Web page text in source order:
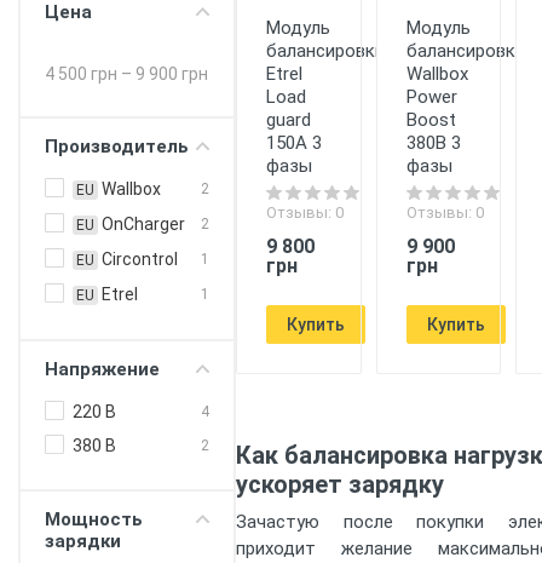
Цена
4 500 грн – 9 900 грн
Производитель
EU Wallbox 2
EU OnCharger 2
EU Circontrol 1
EU Etrel 1
Напряжение
220 В 4
380 В 2
Мощность
зарядки
Модуль
балансировки
Etrel
Load
guard
150A 3
фазы
Отзывы: 0
9 800
грн
Купить
Модуль
балансировки
Wallbox
Power
Boost
380В 3
фазы
Отзывы: 0
9 900
грн
Купить
Как балансировка
ускоряет зарядку
Зачастую после покупки
приходит желание